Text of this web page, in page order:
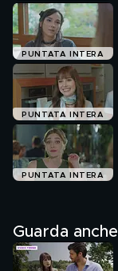
PUNTATA INTERA
PUNTATA INTERA
PUNTATA INTERA
Guarda anche